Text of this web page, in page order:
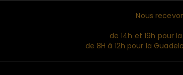
Nous
de 14h et 19h pour
de 8H à 12h pour la